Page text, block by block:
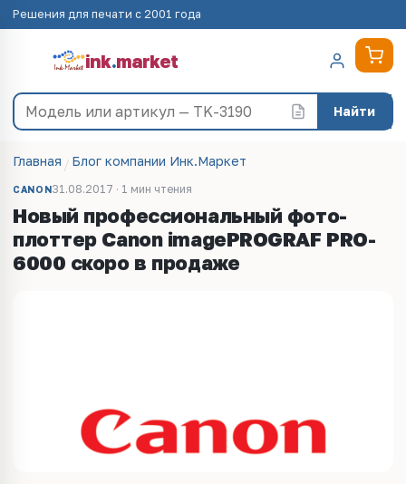
Решения для печати с 2001 года
ink.market
Найти
Главная Блог компании Инк.Маркет
CANON31.08.2017 · 1 мин чтения
Новый профессиональный фото-
плоттер Canon imagePROGRAF PRO-
6000 скоро в продаже